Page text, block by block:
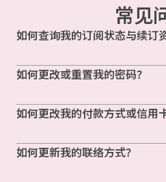
常见
如何查询我的订阅状态与续订
如何更改或重置我的密码？
如何更改我的付款方式或信用
如何更新我的联络方式？